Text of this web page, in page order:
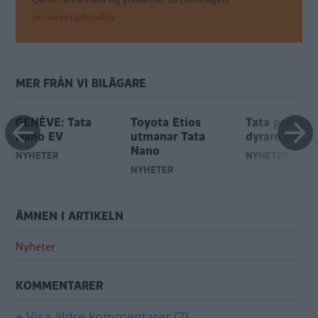
personuppgiftspolicy.
MER FRÅN VI BILÄGARE
GENÈVE: Tata
Nano EV
NYHETER
Toyota Etios
utmanar Tata
Nano
NYHETER
Tata
dyrare
NYHETER
ÄMNEN I ARTIKELN
Nyheter
KOMMENTARER